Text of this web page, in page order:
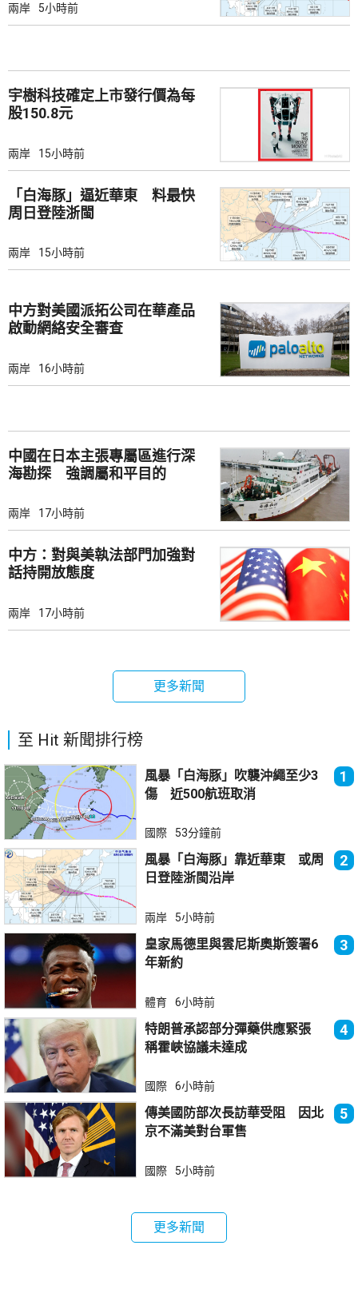
兩岸 5小時前
宇樹科技確定上市發行價為每
股150.8元
兩岸 15小時前
「白海豚」逼近華東 料最快
周日登陸浙閩
兩岸 15小時前
中方對美國派拓公司在華產品
啟動網絡安全審查
兩岸 16小時前
中國在日本主張專屬區進行深
海勘探 強調屬和平目的
兩岸 17小時前
中方：對與美執法部門加強對
話持開放態度
兩岸 17小時前
更多新聞
至 Hit 新聞排行榜
風暴「白海豚」吹襲沖繩至少3
傷 近500航班取消
1
國際 53分鐘前
風暴「白海豚」靠近華東 或周
日登陸浙閩沿岸
2
兩岸 5小時前
皇家馬德里與雲尼斯奧斯簽署6
年新約
3
體育 6小時前
特朗普承認部分彈藥供應緊張
稱霍峽協議未達成
4
國際 6小時前
傳美國防部次長訪華受阻 因北
京不滿美對台軍售
5
國際 5小時前
更多新聞